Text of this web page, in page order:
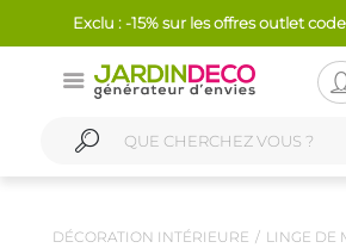
Exclu : -15% sur les offres outlet
DÉCORATION INTÉRIEURE LINGE DE